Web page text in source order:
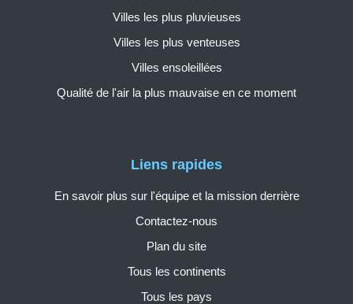
Liens rapides
En savoir plus sur l'équipe et la mission derrière
Contactez-nous
Plan du site
Tous les continents
Tous les pays
Villes les plus pluvieuses
Villes les plus venteuses
Villes ensoleillées
Qualité de l'air la plus mauvaise en ce moment